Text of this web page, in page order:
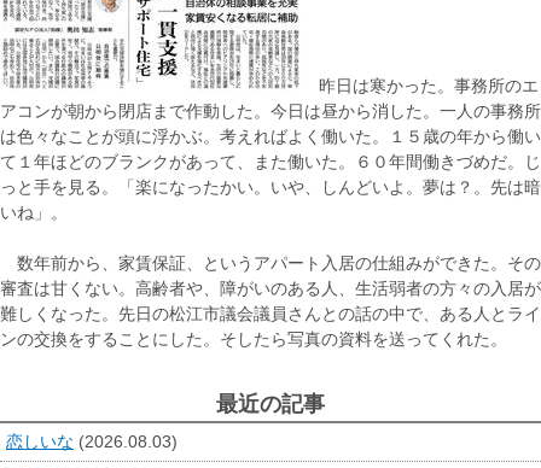
昨日は寒かった。事務所のエ
アコンが朝から閉店まで作動した。今日は昼から消した。一人の事務所
は色々なことが頭に浮かぶ。考えればよく働いた。１５歳の年から働い
て１年ほどのブランクがあって、また働いた。６０年間働きづめだ。じ
っと手を見る。「楽になったかい。いや、しんどいよ。夢は？。先は暗
いね」。
数年前から、家賃保証、というアパート入居の仕組みができた。その
審査は甘くない。高齢者や、障がいのある人、生活弱者の方々の入居が
難しくなった。先日の松江市議会議員さんとの話の中で、ある人とライ
ンの交換をすることにした。そしたら写真の資料を送ってくれた。
最近の記事
恋しいな (2026.08.03)